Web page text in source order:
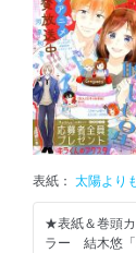
表紙： 太陽より
★表紙＆巻頭
ラー 結木悠